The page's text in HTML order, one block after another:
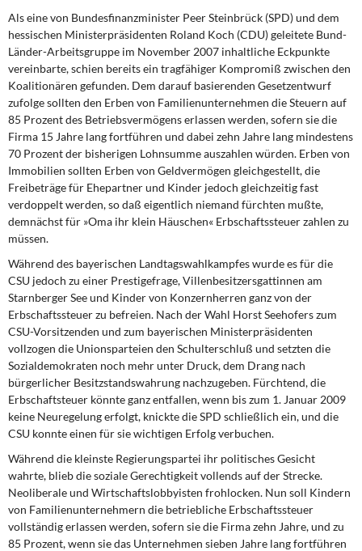
Kontakt
Als eine von Bundesfinanzminister Peer Steinbrück (SPD) und dem
hessischen Ministerpräsidenten Roland Koch (CDU) geleitete Bund-
Länder-Arbeitsgruppe im November 2007 inhaltliche Eckpunkte
vereinbarte, schien bereits ein tragfähiger Kompromiß zwischen den
Koalitionären gefunden. Dem darauf basierenden Gesetzentwurf
zufolge sollten den Erben von Familienunternehmen die Steuern auf
85 Prozent des Betriebsvermögens erlassen werden, sofern sie die
Firma 15 Jahre lang fortführen und dabei zehn Jahre lang mindestens
70 Prozent der bisherigen Lohnsumme auszahlen würden. Erben von
Immobilien sollten Erben von Geldvermögen gleichgestellt, die
Freibeträge für Ehepartner und Kinder jedoch gleichzeitig fast
verdoppelt werden, so daß eigentlich niemand fürchten mußte,
demnächst für »Oma ihr klein Häuschen« Erbschaftssteuer zahlen zu
müssen.
Während des bayerischen Landtagswahlkampfes wurde es für die
CSU jedoch zu einer Prestigefrage, Villenbesitzersgattinnen am
Starnberger See und Kinder von Konzernherren ganz von der
Erbschaftssteuer zu befreien. Nach der Wahl Horst Seehofers zum
CSU-Vorsitzenden und zum bayerischen Ministerpräsidenten
vollzogen die Unionsparteien den Schulterschluß und setzten die
Sozialdemokraten noch mehr unter Druck, dem Drang nach
bürgerlicher Besitzstandswahrung nachzugeben. Fürchtend, die
Erbschaftsteuer könnte ganz entfallen, wenn bis zum 1. Januar 2009
keine Neuregelung erfolgt, knickte die SPD schließlich ein, und die
CSU konnte einen für sie wichtigen Erfolg verbuchen.
Während die kleinste Regierungspartei ihr politisches Gesicht
wahrte, blieb die soziale Gerechtigkeit vollends auf der Strecke.
Neoliberale und Wirtschaftslobbyisten frohlocken. Nun soll Kindern
von Familienunternehmern die betriebliche Erbschaftssteuer
vollständig erlassen werden, sofern sie die Firma zehn Jahre, und zu
85 Prozent, wenn sie das Unternehmen sieben Jahre lang fortführen